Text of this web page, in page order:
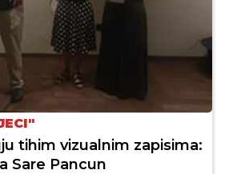
tihim vizualnim zapisima:
Sare Pancun